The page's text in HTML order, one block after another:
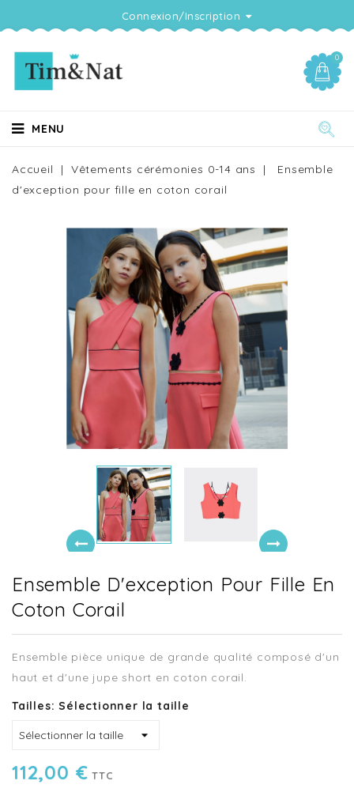
Connexion/Inscription
0
MENU
Accueil Vêtements cérémonies 0-14 ans
Ensemble
d'exception pour fille en coton corail
Ensemble D'exception Pour Fille En
Coton Corail
Ensemble pièce unique de grande qualité composé d'un
haut et d'une jupe short en coton corail.
Tailles: Sélectionner la taille
112,00 € TTC